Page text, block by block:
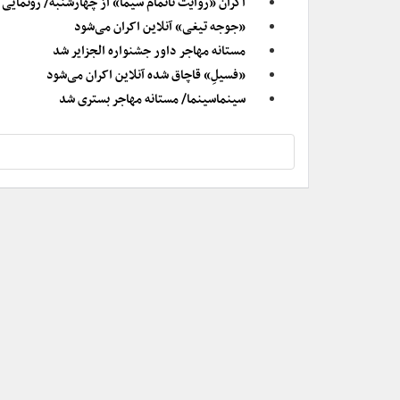
«جوجه تیغی» آنلاین اکران می‌شود
مستانه مهاجر داور جشنواره الجزایر شد
«فسیلِ» قاچاق شده آنلاین اکران می‌شود
سینماسینما/ مستانه مهاجر بستری شد